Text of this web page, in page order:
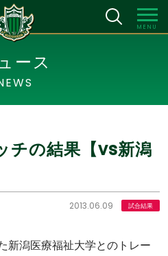
MENU
ース
チの結果【vs新潟
2013.06.09 試合結果
新潟医療福祉大学とのトレー